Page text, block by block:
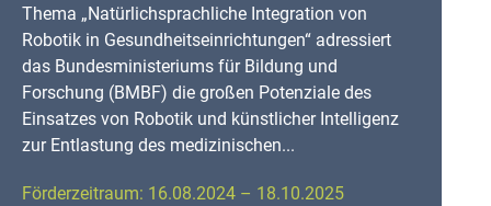
Thema „Natürlichsprachliche Integration von
Robotik in Gesundheitseinrichtungen“ adressiert
das Bundesministeriums für Bildung und
Forschung (BMBF) die großen Potenziale des
Einsatzes von Robotik und künstlicher Intelligenz
zur Entlastung des medizinischen...
Förderzeitraum: 16.08.2024 – 18.10.2025